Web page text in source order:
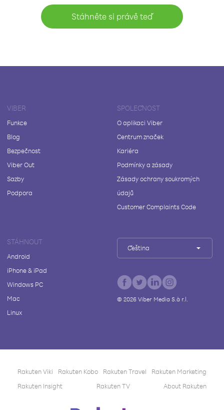
Stáhněte si právě teď
VIBER
Funkce
Blog
Bezpečnost
Viber Out
Sazby
Podpora
SPOLEČNOST
O aplikaci Viber
Centrum značek
Kariéra
Podmínky a zásady
Zásady ochrany soukromých
údajů
Customer Complaints Code
STÁHNOUT
Android
iPhone & iPad
Windows PC
Mac
Linux
Čeština
© 2026Viber Media S.à r.l.
Rakuten Viki Rakuten Kobo Rakuten Travel
Rakuten Marketing
Rakuten Insight
Rakuten TV About Rakuten